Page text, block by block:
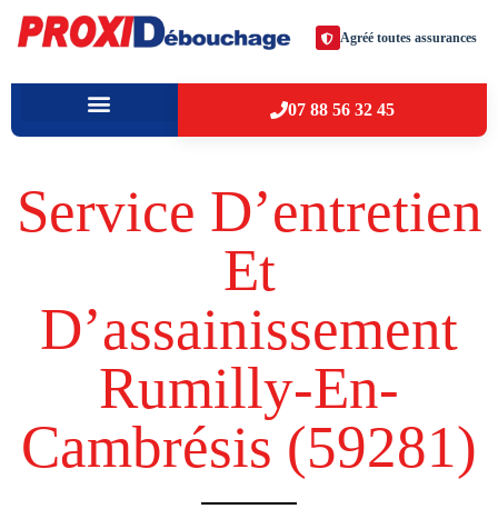
Agréé toutes assurances
07 88 56 32 45
Service D’entretien
Et
D’assainissement
Rumilly-En-
Cambrésis (59281​)